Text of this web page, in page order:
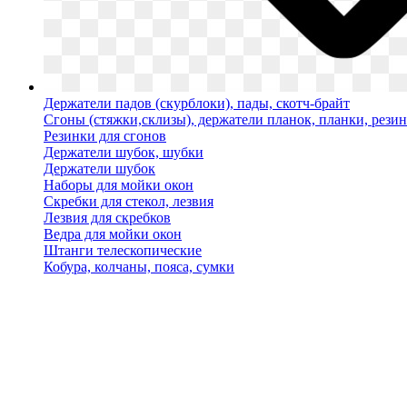
Держатели падов (скурблоки), пады, скотч-брайт
Сгоны (стяжки,склизы), держатели планок, планки,
Резинки для сгонов
Держатели шубок, шубки
Держатели шубок
Наборы для мойки окон
Скребки для стекол, лезвия
Лезвия для скребков
Ведра для мойки окон
Штанги телескопические
Кобура, колчаны, пояса, сумки